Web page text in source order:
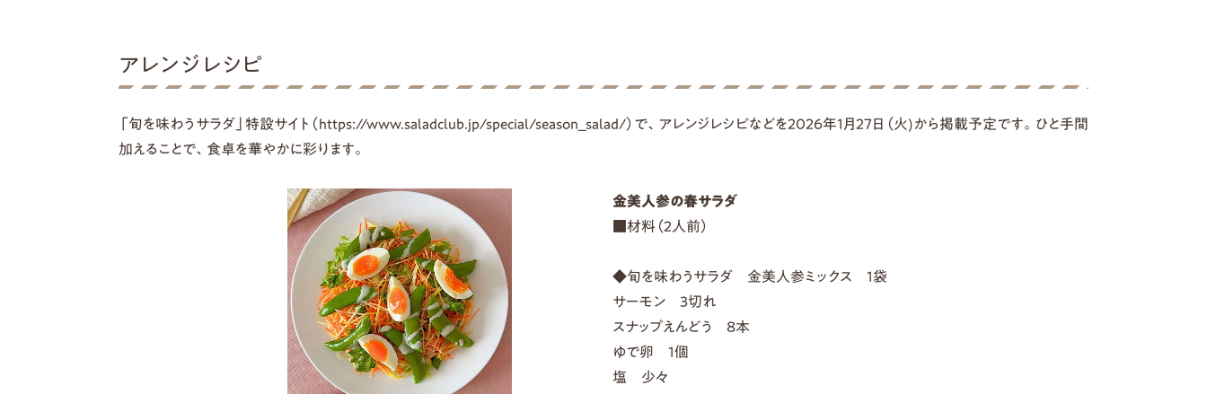
アレンジレシピ
「旬を味わうサラダ」特設サイト（https://www.saladclub.jp/special/season_salad/）で、アレンジレシピなどを2026年1月27日（火)から掲載予定です。ひと手間
加えることで、食卓を華やかに彩ります。
金美人参の春サラダ
■材料（2人前）
◆旬を味わうサラダ 金美人参ミックス 1袋
サーモン 3切れ
スナップえんどう 8本
ゆで卵 1個
塩 少々